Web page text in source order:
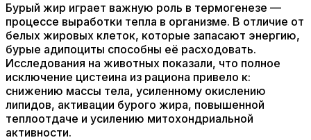
Бурый жир играет важную роль в термогенезе —
процессе выработки тепла в организме. В отличие от
белых жировых клеток, которые запасают энергию,
бурые адипоциты способны её расходовать.
Исследования на животных показали, что полное
исключение цистеина из рациона привело к:
снижению массы тела, усиленному окислению
липидов, активации бурого жира, повышенной
теплоотдаче и усилению митохондриальной
активности.